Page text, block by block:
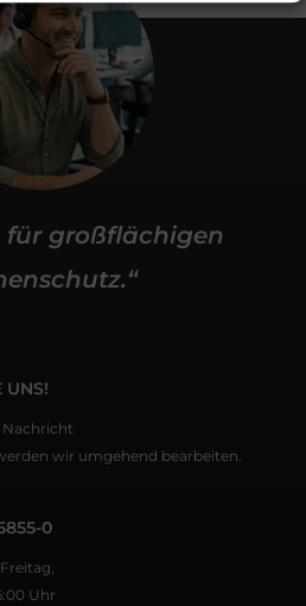
für großflächigen
UNS!
Nachricht
wir umgehend bearbeiten.
0
Uhr